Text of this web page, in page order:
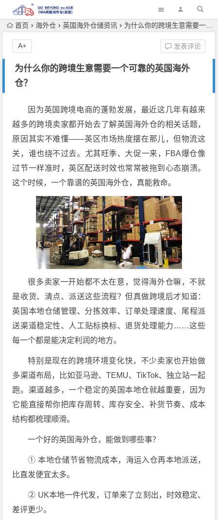
首页 海外仓 英国海外仓储资讯 为什么你的跨境生意需要一个可靠的英国海外仓？
为什么你的跨境生意需要一个可靠的英国海外
仓？
发表评论
A+
因为英国跨境电商的蓬勃发展，最近这几年有越来
越多的跨境卖家都开始去了解英国海外仓的相关话题，
原因其实不难懂——英区市场热度摆在那儿，但物流这
关，谁也绕不过去。尤其旺季、大促一来，FBA爆仓像
过节一样准时，英区配送时效也常常被拖到心态崩溃。
这个时候，一个靠谱的英国海外仓，真能救命。
很多卖家一开始都不太在意，觉得海外仓嘛，不就
是收货、清点、派送这些流程？但真做跨境后才知道：
英国本地仓储管理、分拣效率、订单处理速度、尾程派
送渠道稳定性、人工贴标换标、退货处理能力……这些
每一个都是能决定利润的地方。
特别是现在的跨境环境变化快，不少卖家也开始做
多渠道布局，比如亚马逊、TEMU、TikTok、独立站一起
跑。渠道越多，一个稳定的英国本地仓就越重要，因为
它能直接帮你把库存周转、库存安全、补货节奏、成本
结构都梳理顺滑。
一个好的英国海外仓，能做到哪些事？
① 本地仓储节省物流成本，海运入仓再本地派送，
比直发便宜太多。
② UK本地一件代发，订单来了立刻出，时效稳定、
差评更少。